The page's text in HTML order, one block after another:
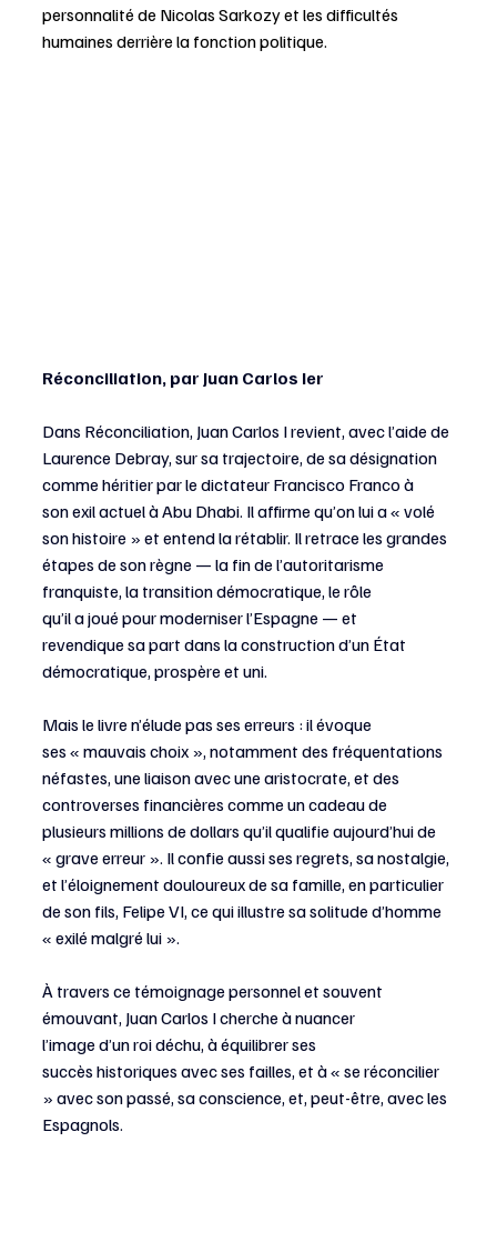
personnalité de Nicolas Sarkozy et les difficultés
humaines derrière la fonction politique.
Réconciliation, par Juan Carlos Ier
Dans Réconciliation, Juan Carlos I revient, avec l’aide de
Laurence Debray, sur sa trajectoire, de sa désignation
comme héritier par le dictateur Francisco Franco à
son exil actuel à Abu Dhabi. Il affirme qu’on lui a « volé
son histoire » et entend la rétablir. Il retrace les grandes
étapes de son règne — la fin de l’autoritarisme
franquiste, la transition démocratique, le rôle
qu’il a joué pour moderniser l’Espagne — et
revendique sa part dans la construction d’un État
démocratique, prospère et uni.
Mais le livre n’élude pas ses erreurs : il évoque
ses « mauvais choix », notamment des fréquentations
néfastes, une liaison avec une aristocrate, et des
controverses financières comme un cadeau de
plusieurs millions de dollars qu’il qualifie aujourd’hui de
« grave erreur ». Il confie aussi ses regrets, sa nostalgie,
et l’éloignement douloureux de sa famille, en particulier
de son fils, Felipe VI, ce qui illustre sa solitude d’homme
« exilé malgré lui ».
À travers ce témoignage personnel et souvent
émouvant, Juan Carlos I cherche à nuancer
l’image d’un roi déchu, à équilibrer ses
succès historiques avec ses failles, et à « se réconcilier
» avec son passé, sa conscience, et, peut-être, avec les
Espagnols.